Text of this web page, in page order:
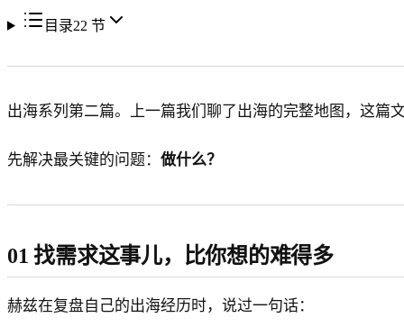
目录22 节
出海系列第二篇。上一篇我们聊了出海的完整地图，这
先解决最关键的问题： 做什么？
01 找需求这事儿，比你想的难得多
赫兹在复盘自己的出海经历时，说过一句话：